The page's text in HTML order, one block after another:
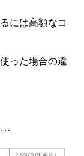
には高額なコ
った場合の違